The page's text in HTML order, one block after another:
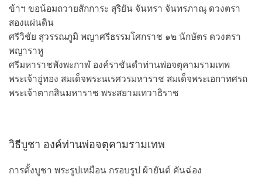
ข้าฯ ขอน้อมถวายสักการะ สุริยัน จันทรา จันทรภาณุ ดวงตรา
สองแผ่นดิน
ศรีวิชัย สุวรรณภูมิ พญาศรีธรรมโศกราช ๑๒ นักษัตร ดวงตรา
พญาราหู
ศรีมหาราชพังพะกาฬ องค์ราชันดำท่านพ่อจตุคามรามเทพ
พระเจ้าอู่ทอง สมเด็จพระนเรศวรมหาราช สมเด็จพระเอกาทศรถ
พระเจ้าตากสินมหาราช พระสยามเทวาธิราช
วิธีบูชา องค์ท่านพ่อจตุคามรามเทพ
การตั้งบูชา พระรูปเหมือน กรอบรูป ผ้ายันต์ คันฉ่อง